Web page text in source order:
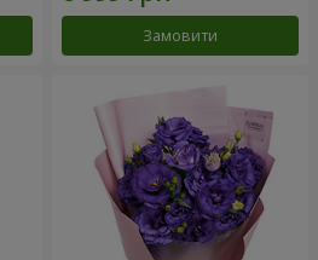
Замовити